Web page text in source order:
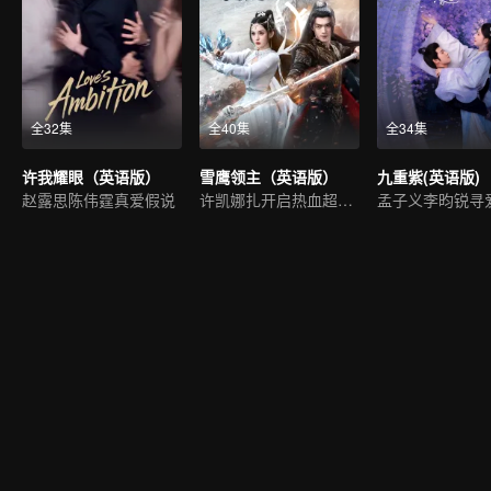
全32集
许我耀眼（英语版）
赵露思陈伟霆真爱假说
全40集
雪鹰领主（英语版）
许凯娜扎开启热血超凡世界
全34集
九重紫(英语版)
孟子义李昀锐寻